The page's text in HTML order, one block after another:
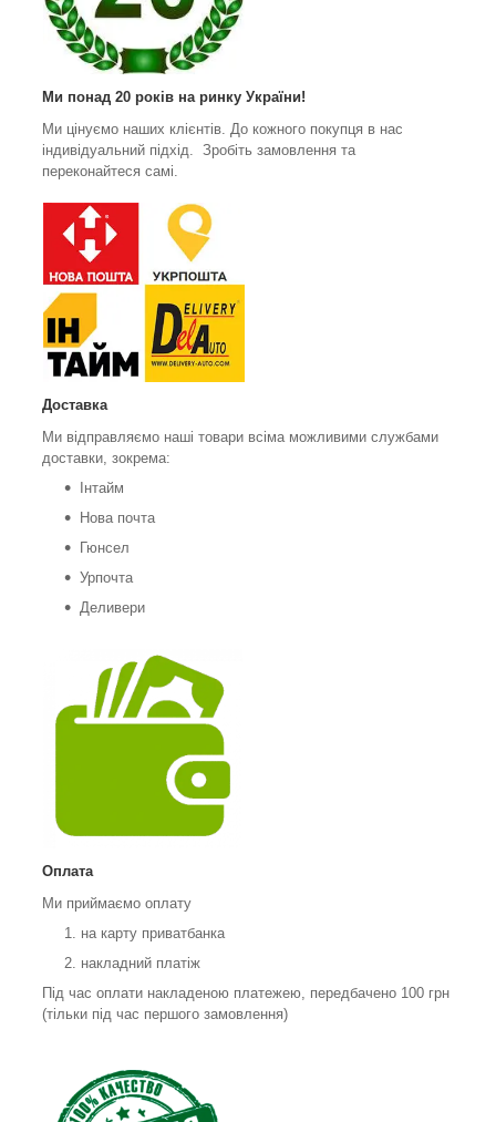
Ми понад 20 років на ринку України!
Ми цінуємо наших клієнтів. До кожного покупця в нас
індивідуальний підхід. Зробіть замовлення та
переконайтеся самі.
Доставка
Ми відправляємо наші товари всіма можливими службами
доставки, зокрема:
Інтайм
Нова почта
Гюнсел
Урпочта
Деливери
Оплата
Ми приймаємо оплату
на карту приватбанка
накладний платіж
Під час оплати накладеною платежею, передбачено 100 грн
(тільки під час першого замовлення)